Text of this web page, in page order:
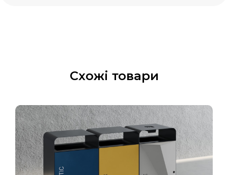
Схожі товари